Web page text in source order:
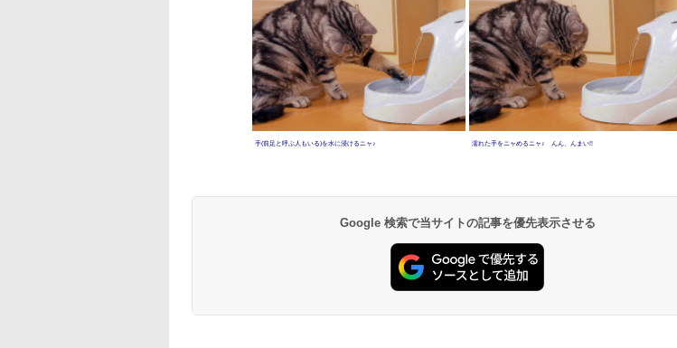
手(前足と呼ぶ人もいる)を水に浸けるニャ♪ 濡れた手をニャめるニャ♪ んん、んまい!!
Google 検索で当サイトの記事を優先表示させる